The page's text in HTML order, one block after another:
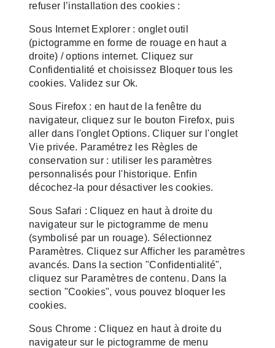
refuser l’installation des cookies :
Sous Internet Explorer : onglet outil
(pictogramme en forme de rouage en haut a
droite) / options internet. Cliquez sur
Confidentialité et choisissez Bloquer tous les
cookies. Validez sur Ok.
Sous Firefox : en haut de la fenêtre du
navigateur, cliquez sur le bouton Firefox, puis
aller dans l'onglet Options. Cliquer sur l'onglet
Vie privée. Paramétrez les Règles de
conservation sur : utiliser les paramètres
personnalisés pour l'historique. Enfin
décochez-la pour désactiver les cookies.
Sous Safari : Cliquez en haut à droite du
navigateur sur le pictogramme de menu
(symbolisé par un rouage). Sélectionnez
Paramètres. Cliquez sur Afficher les paramètres
avancés. Dans la section "Confidentialité",
cliquez sur Paramètres de contenu. Dans la
section "Cookies", vous pouvez bloquer les
cookies.
Sous Chrome : Cliquez en haut à droite du
navigateur sur le pictogramme de menu